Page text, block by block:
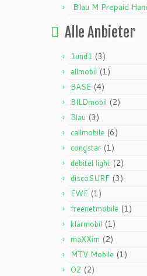
Blau M Prepaid
Alle Anbieter
1und1 (3)
allmobil (1)
BASE (4)
BILDmobil (2)
Blau (3)
callmobile (6)
congstar (1)
debitel light (2)
discoSURF (3)
EWE (1)
freenetmobile (1)
klarmobil (1)
maXXim (2)
MTV Mobile (1)
O2 (2)